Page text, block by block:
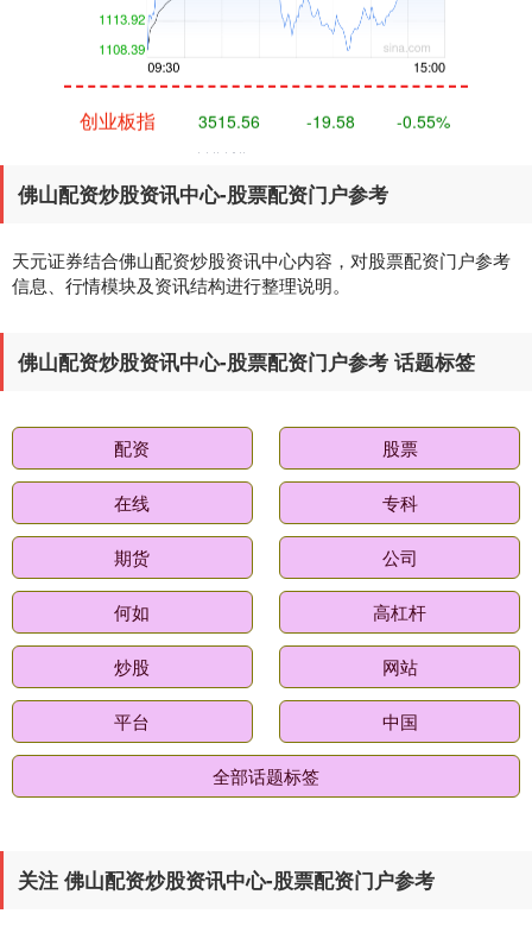
基金指数 7229.80 -1.63 -0.02%
国债指数 0.00%
期指IC0 7730.00 -1.00 -0.01%
佛山配资炒股资讯中心-股票配资门户参考
天元证券结合佛山配资炒股资讯中心内容，对股票配资门户参考
信息、行情模块及资讯结构进行整理说明。
佛山配资炒股资讯中心-股票配资门户参考 话题标签
配资 股票
在线 专科
期货 公司
何如 高杠杆
炒股 网站
平台 中国
全部话题标签
关注 佛山配资炒股资讯中心-股票配资门户参考